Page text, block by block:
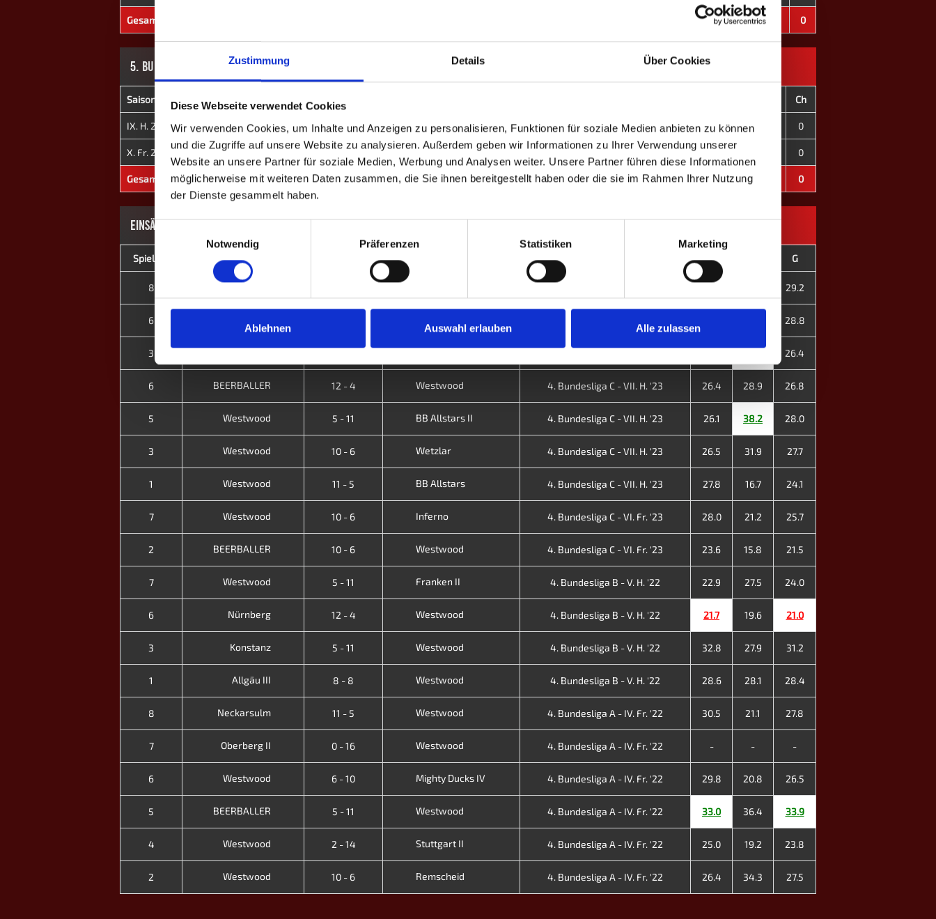
Zustimmung Details Über Cookies
Diese Webseite verwendet Cookies
Wir verwenden Cookies, um Inhalte und Anzeigen zu personalisieren, Funktionen für soziale Medien anbieten zu können
und die Zugriffe auf unsere Website zu analysieren. Außerdem geben wir Informationen zu Ihrer Verwendung unserer
Website an unsere Partner für soziale Medien, Werbung und Analysen weiter. Unsere Partner führen diese Informationen
möglicherweise mit weiteren Daten zusammen, die Sie ihnen bereitgestellt haben oder die sie im Rahmen Ihrer Nutzung
der Dienste gesammelt haben.
Einwilligungsauswahl
Notwendig
Präferenzen Statistiken Marketing
Ablehnen Auswahl erlauben Alle zulassen
Gesamt -33 12 6 0
5. BUNDESLIGA
Saison Mannschaft H S Ch
IX. H. 2024 Westwood 0 0 0 - 0 0 0 - 0 0 0 - 0 0 ±0 0 0 0
X. Fr. 2025 Westwood 0 0 0 - 0 0 0 - 0 0 0 - 0 0 ±0 0 0
Gesamt - 0 0 0 - 0 0 0 - 0 0 0 - 0 0 ±0 0 0 0
EINSÄTZE: 19
Spieltag Auswärts E G
8 Tönisvorst 29.2
6 28.8
3 Westwood Dortmund IV 26.4
6 BEERBALLER 12 - 4 Westwood 4. Bundesliga C - VII. H. '23 26.4 28.9 26.8
5 Westwood 5 - 11 BB Allstars II 4. Bundesliga C - VII. H. '23 26.1 38.2 28.0
3 Westwood 10 - 6 Wetzlar 4. Bundesliga C - VII. H. '23 26.5 31.9 27.7
1 Westwood 11 - 5 BB Allstars 4. Bundesliga C - VII. H. '23 27.8 16.7 24.1
7 Westwood 10 - 6 Inferno 4. Bundesliga C - VI. Fr. '23 28.0 21.2 25.7
2 BEERBALLER 10 - 6 Westwood 4. Bundesliga C - VI. Fr. '23 23.6 15.8 21.5
7 Westwood 5 - 11 Franken II 4. Bundesliga B - V. H. '22 22.9 27.5 24.0
6 Nürnberg 12 - 4 Westwood 4. Bundesliga B - V. H. '22 21.7 19.6 21.0
3 Konstanz 5 - 11 Westwood 4. Bundesliga B - V. H. '22 32.8 27.9 31.2
1 Allgäu III 8 - 8 Westwood 4. Bundesliga B - V. H. '22 28.6 28.1 28.4
8 Neckarsulm 11 - 5 Westwood 4. Bundesliga A - IV. Fr. '22 30.5 21.1 27.8
7 Oberberg II 0 - 16 Westwood 4. Bundesliga A - IV. Fr. '22 - - -
6 Westwood 6 - 10 Mighty Ducks IV 4. Bundesliga A - IV. Fr. '22 29.8 20.8 26.5
5 BEERBALLER 5 - 11 Westwood 4. Bundesliga A - IV. Fr. '22 33.0 36.4 33.9
4 Westwood 2 - 14 Stuttgart II 4. Bundesliga A - IV. Fr. '22 25.0 19.2 23.8
2 Westwood 10 - 6 Remscheid 4. Bundesliga A - IV. Fr. '22 26.4 34.3 27.5